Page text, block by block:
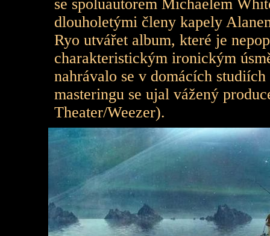
se spoluautorem Michaelem
dlouholetými členy kapely
Ryo utvářet album, které je
charakteristickým ironickým
nahrávalo se v domácích
masteringu se ujal vážený
Theater/Weezer).